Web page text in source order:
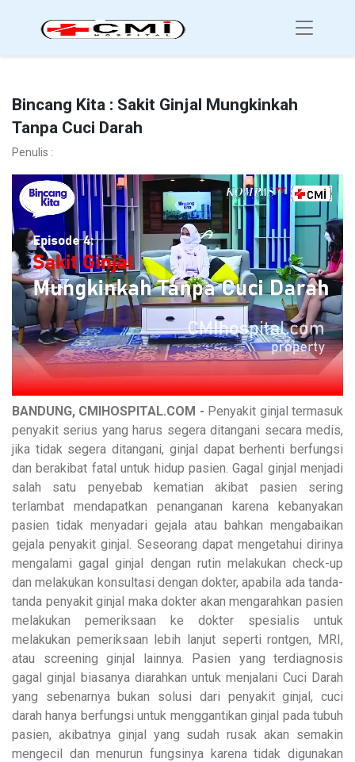
Bincang Kita : Sakit Ginjal Mungkinkah
Tanpa Cuci Darah
Penulis :
BANDUNG, CMIHOSPITAL.COM - Penyakit ginjal termasuk
penyakit serius yang harus segera ditangani secara medis,
jika tidak segera ditangani, ginjal dapat berhenti berfungsi
dan berakibat fatal untuk hidup pasien. Gagal ginjal menjadi
salah satu penyebab kematian akibat pasien sering
terlambat mendapatkan penanganan karena kebanyakan
pasien tidak menyadari gejala atau bahkan mengabaikan
gejala penyakit ginjal. Seseorang dapat mengetahui dirinya
mengalami gagal ginjal dengan rutin melakukan check-up
dan melakukan konsultasi dengan dokter, apabila ada tanda-
tanda penyakit ginjal maka dokter akan mengarahkan pasien
melakukan pemeriksaan ke dokter spesialis untuk
melakukan pemeriksaan lebih lanjut seperti rontgen, MRI,
atau screening ginjal lainnya. Pasien yang terdiagnosis
gagal ginjal biasanya diarahkan untuk menjalani Cuci Darah
yang sebenarnya bukan solusi dari penyakit ginjal, cuci
darah hanya berfungsi untuk menggantikan ginjal pada tubuh
pasien, akibatnya ginjal yang sudah rusak akan semakin
mengecil dan menurun fungsinya karena tidak digunakan